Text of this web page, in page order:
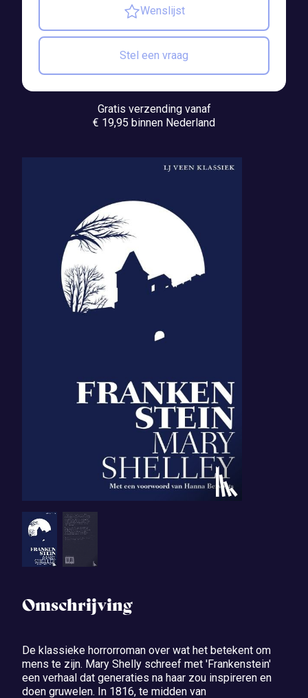
Omschrijving
De klassieke horrorroman over wat het betekent om
mens te zijn. Mary Shelly schreef met 'Frankenstein'
een verhaal dat generaties na haar zou inspireren en
doen gruwelen. In 1816, te midden van
Wenslijst
Stel een vraag
Gratis verzending vanaf
€ 19,95 binnen Nederland